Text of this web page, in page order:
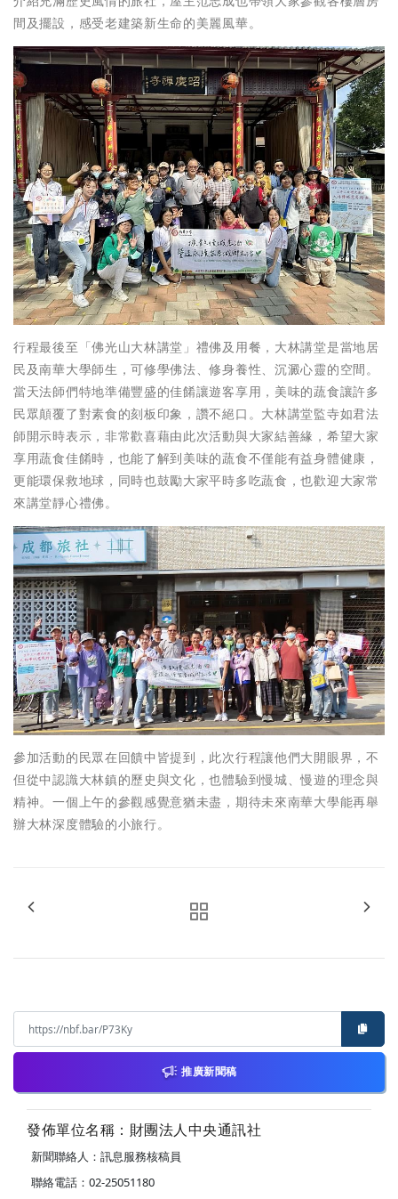
間及擺設，感受老建築新生命的美麗風華。
行程最後至「佛光山大林講堂」禮佛及用餐，大林講堂是當地居
民及南華大學師生，可修學佛法、修身養性、沉澱心靈的空間。
當天法師們特地準備豐盛的佳餚讓遊客享用，美味的蔬食讓許多
民眾顛覆了對素食的刻板印象，讚不絕口。大林講堂監寺如君法
師開示時表示，非常歡喜藉由此次活動與大家結善緣，希望大家
享用蔬食佳餚時，也能了解到美味的蔬食不僅能有益身體健康，
更能環保救地球，同時也鼓勵大家平時多吃蔬食，也歡迎大家常
來講堂靜心禮佛。
參加活動的民眾在回饋中皆提到，此次行程讓他們大開眼界，不
但從中認識大林鎮的歷史與文化，也體驗到慢城、慢遊的理念與
精神。一個上午的參觀感覺意猶未盡，期待未來南華大學能再舉
辦大林深度體驗的小旅行。
推廣新聞稿
發佈單位名稱：財團法人中央通訊社
新聞聯絡人：訊息服務核稿員
聯絡電話：02-25051180